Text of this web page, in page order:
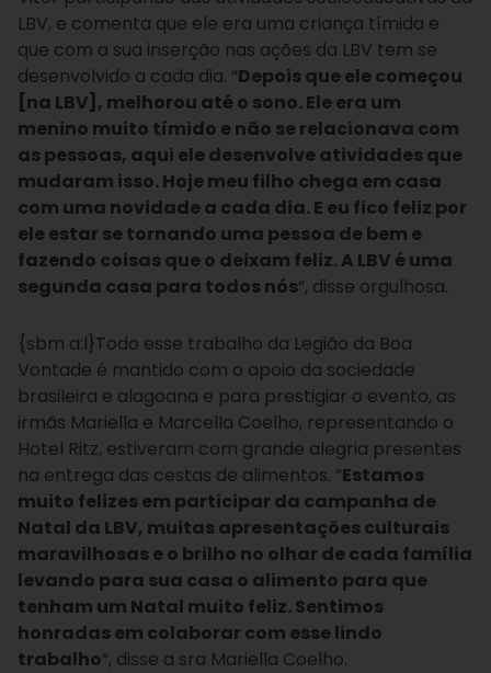
LBV, e comenta que ele era uma criança tímida e
que com a sua inserção nas ações da LBV tem se
desenvolvido a cada dia. “Depois que ele começou
[na LBV], melhorou até o sono. Ele era um
menino muito tímido e não se relacionava com
as pessoas, aqui ele desenvolve atividades que
mudaram isso. Hoje meu filho chega em casa
com uma novidade a cada dia. E eu fico feliz por
ele estar se tornando uma pessoa de bem e
fazendo coisas que o deixam feliz. A LBV é uma
segunda casa para todos nós“, disse orgulhosa.
{sbm a:l}Todo esse trabalho da Legião da Boa
Vontade é mantido com o apoio da sociedade
brasileira e alagoana e para prestigiar o evento, as
irmãs Mariella e Marcella Coelho, representando o
Hotel Ritz, estiveram com grande alegria presentes
na entrega das cestas de alimentos. “Estamos
muito felizes em participar da campanha de
Natal da LBV, muitas apresentações culturais
maravilhosas e o brilho no olhar de cada família
levando para sua casa o alimento para que
tenham um Natal muito feliz. Sentimos
honradas em colaborar com esse lindo
trabalho“, disse a sra Mariella Coelho.